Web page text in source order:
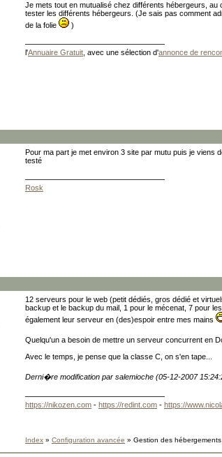
Je mets tout en mutualisé chez différents hébergeurs,
tester les différents hébergeurs. (Je sais pas comment
de la folie
)
l'Annuaire Gratuit , avec une sélection d'annonce de
Pour ma part je met environ 3 site par mutu puis je viens
testé
Rosk
12 serveurs pour le web (petit dédiés, gros dédié et
backup et le backup du mail, 1 pour le mécenat, 7 pour
également leur serveur en (des)espoir entre mes mains
Quelqu'un a besoin de mettre un serveur concurrent en
Avec le temps, je pense que la classe C, on s'en tape...
Derni�re modification par salemioche (05-12-2007
https://nikozen.com - https://redint.com - https://
Index » Configuration avancée » Gestion des hébergements